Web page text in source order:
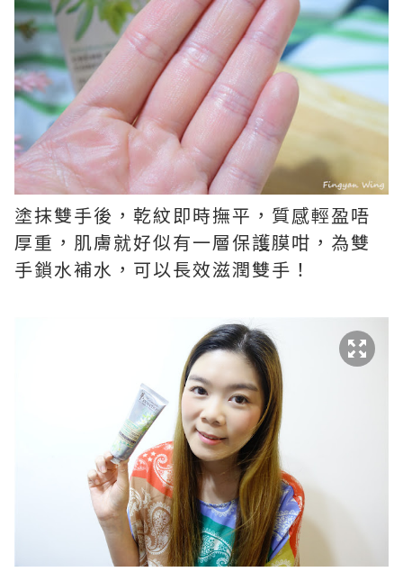
塗抹雙手後，乾紋即時撫平，質感輕盈唔
厚重，肌膚就好似有一層保護膜咁，為雙
手鎖水補水，可以長效滋潤雙手！